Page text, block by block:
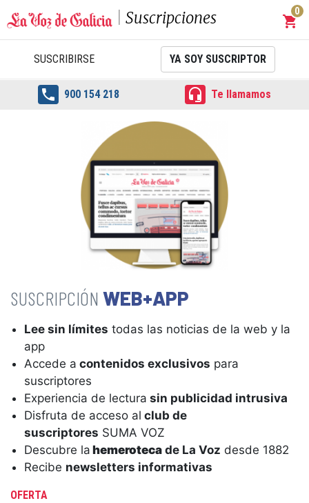
Suscripciones shopping_cart
0
SUSCRIBIRSE YA SOY SUSCRIPTOR
 900 154 218  Te llamamos
WEB+APP
Lee sin límites todas las noticias de la web y la
app
Accede a contenidos exclusivos para
suscriptores
Experiencia de lectura sin publicidad intrusiva
Disfruta de acceso al club de
suscriptores SUMA VOZ
Descubre la hemeroteca de La Voz desde 1882
Recibe newsletters informativas
OFERTA